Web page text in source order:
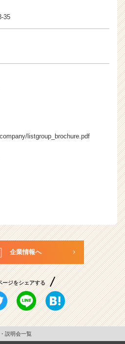
35
listgroup_brochure.pdf
企業情報へ
ージをシェアする
説明会一覧